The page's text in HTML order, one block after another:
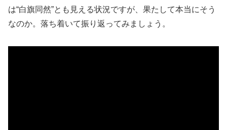
は“白旗同然”とも見える状況ですが、果たして本当にそう
なのか。落ち着いて振り返ってみましょう。